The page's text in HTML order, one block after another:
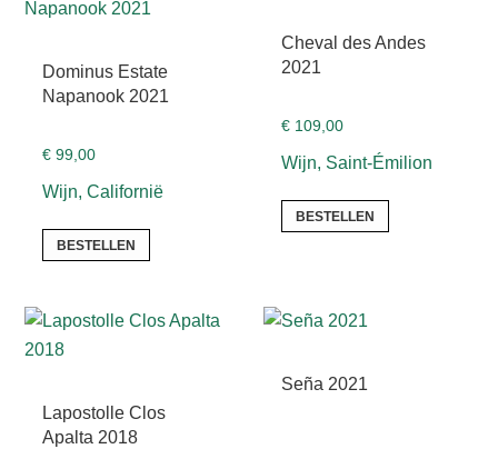
Dominus Estate
Napanook 2021
€ 99,00
Wijn, Californië
BESTELLEN
Cheval des Andes
2021
€109,00
Wijn, Saint-Émilion
BESTELLEN
Lapostolle Clos
Apalta 2018
Seña 2021